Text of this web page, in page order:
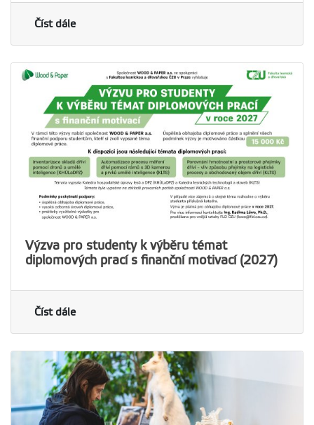
Číst dále
Výzva pro studenty k výběru témat
diplomových prací s finanční motivací (2027)
Číst dále